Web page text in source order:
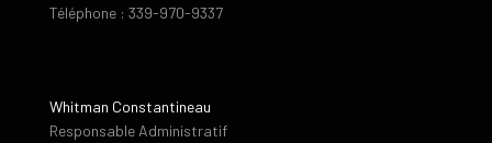
Téléphone : 339-970-9337
Whitman Constantineau
Responsable Administratif